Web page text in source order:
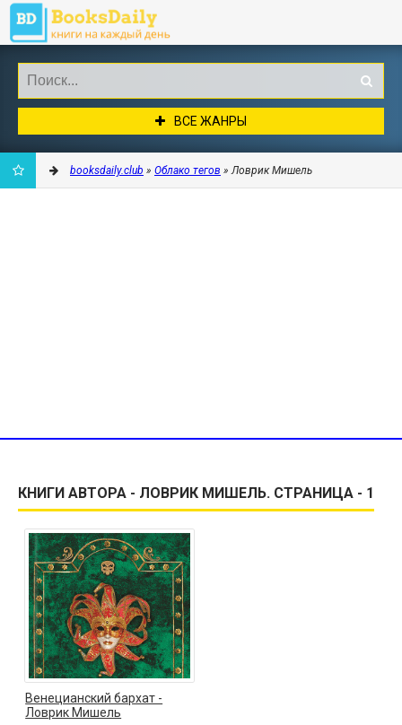
ВСЕ ЖАНРЫ
booksdaily.club » Облако тегов » Ловрик Мишель
КНИГИ АВТОРА - ЛОВРИК МИШЕЛЬ. СТРАНИЦА - 1
Венецианский бархат -
Ловрик Мишель